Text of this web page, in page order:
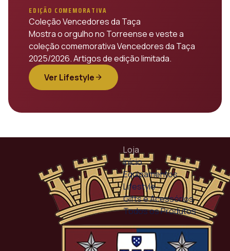
EDIÇÃO COMEMORATIVA
Coleção Vencedores da Taça
Mostra o orgulho no Torreense e veste a
coleção comemorativa Vencedores da Taça
2025/2026. Artigos de edição limitada.
Ver Lifestyle arrow_forward
Loja
Início
Equipamentos
Lifestyle
Gifts e Acessórios
Todos os Produtos